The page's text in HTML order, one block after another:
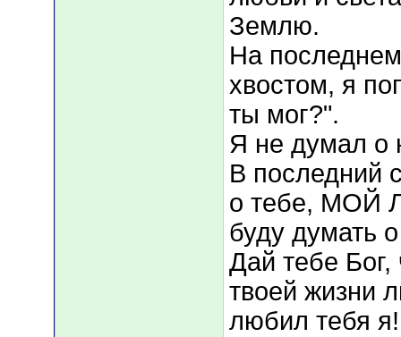
Землю.
На
хвостом, я
ты мог?".
Я не думал о
В последний
о тебе,
буду думать
Дай тебе
твоей жизни
любил тебя я!